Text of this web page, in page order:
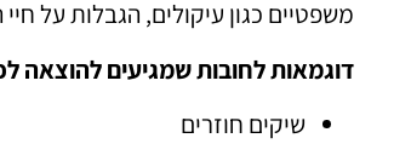
משפטיים כגון עיקולים, הגבלות על
דוגמאות לחובות שמגיעים להוצאה
שיקים חוזרים